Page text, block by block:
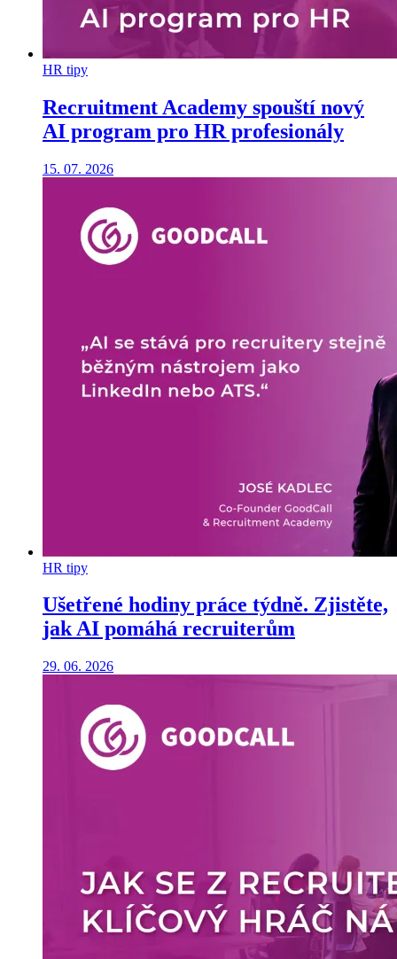
HR tipy
Recruitment Academy spouští nový
AI program pro HR profesionály
15. 07. 2026
HR tipy
Ušetřené hodiny práce týdně. Zjistěte,
jak AI pomáhá recruiterům
29. 06. 2026